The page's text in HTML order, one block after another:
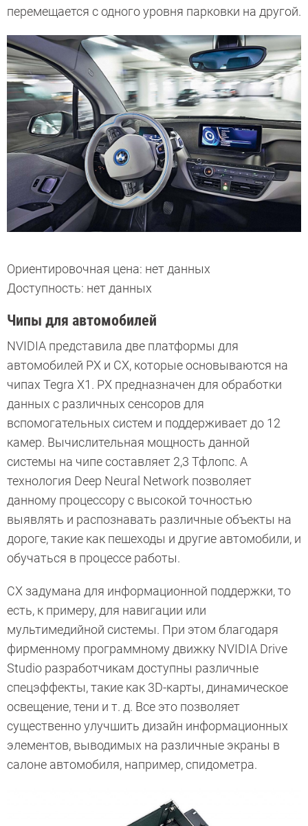
перемещается с одного уровня парковки на другой.
Ориентировочная цена: нет данных
Доступность: нет данных
Чипы для автомобилей
NVIDIA представила две платформы для
автомобилей PX и CX, которые основываются на
чипах Tegra Х1. PX предназначен для обработки
данных с различных сенсоров для
вспомогательных систем и поддерживает до 12
камер. Вычислительная мощность данной
системы на чипе составляет 2,3 Тфлопс. А
технология Deep Neural Network позволяет
данному процессору с высокой точностью
выявлять и распознавать различные объекты на
дороге, такие как пешеходы и другие автомобили, и
обучаться в процессе работы.
СХ задумана для информационной поддержки, то
есть, к примеру, для навигации или
мультимедийной системы. При этом благодаря
фирменному программному движку NVIDIA Drive
Studio разработчикам доступны различные
спецэффекты, такие как 3D-карты, динамическое
освещение, тени и т. д. Все это позволяет
существенно улучшить дизайн информационных
элементов, выводимых на различные экраны в
салоне автомобиля, например, спидометра.